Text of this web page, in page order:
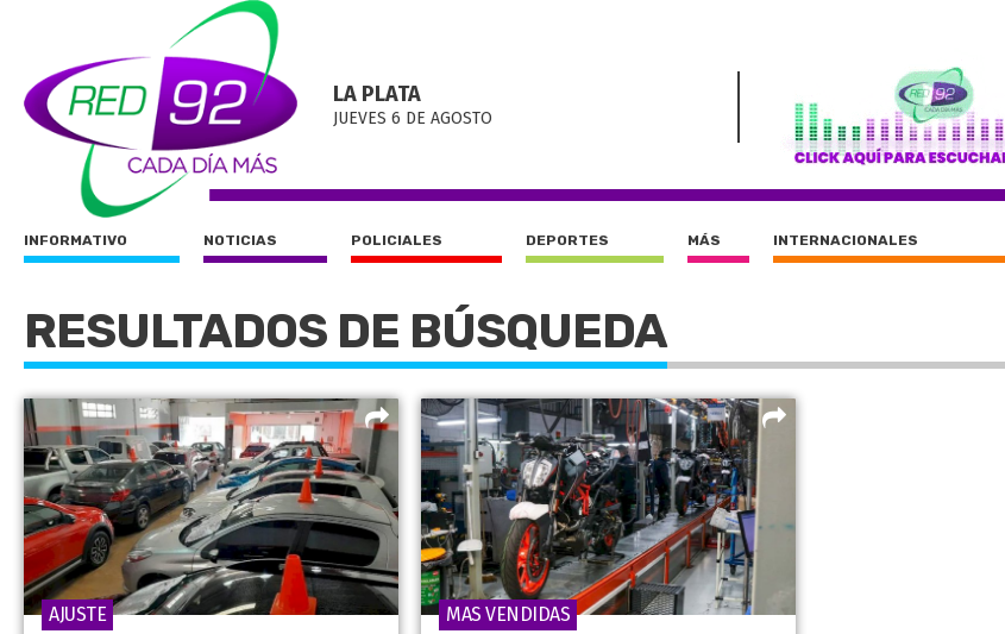
LA PLATA
JUEVES 6 DE AGOSTO
INFORMATIVO NOTICIAS POLICIALES DEPORTES MÁS INTERNACIONALES
RESULTADOS DE BÚSQUEDA
AJUSTE MAS VENDIDAS